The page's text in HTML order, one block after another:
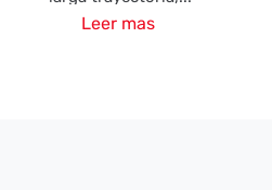
Leer mas